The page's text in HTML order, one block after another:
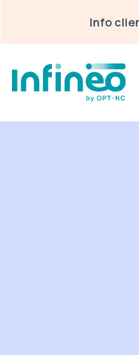
Info
Menu